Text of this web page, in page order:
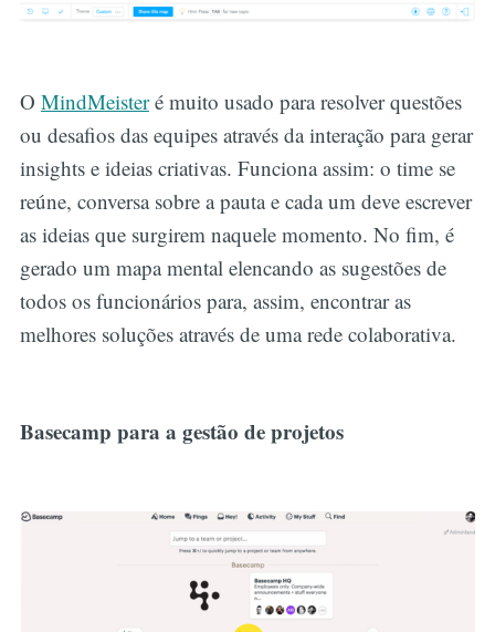
O MindMeisteré muito usado para resolver questões
ou desafios das equipes através da interação para gerar
insights e ideias criativas. Funciona assim: o time se
reúne, conversa sobre a pauta e cada um deve escrever
as ideias que surgirem naquele momento. No fim, é
gerado um mapa mental elencando as sugestões de
todos os funcionários para, assim, encontrar as
melhores soluções através de uma rede colaborativa.
Basecamp para a gestão de projetos